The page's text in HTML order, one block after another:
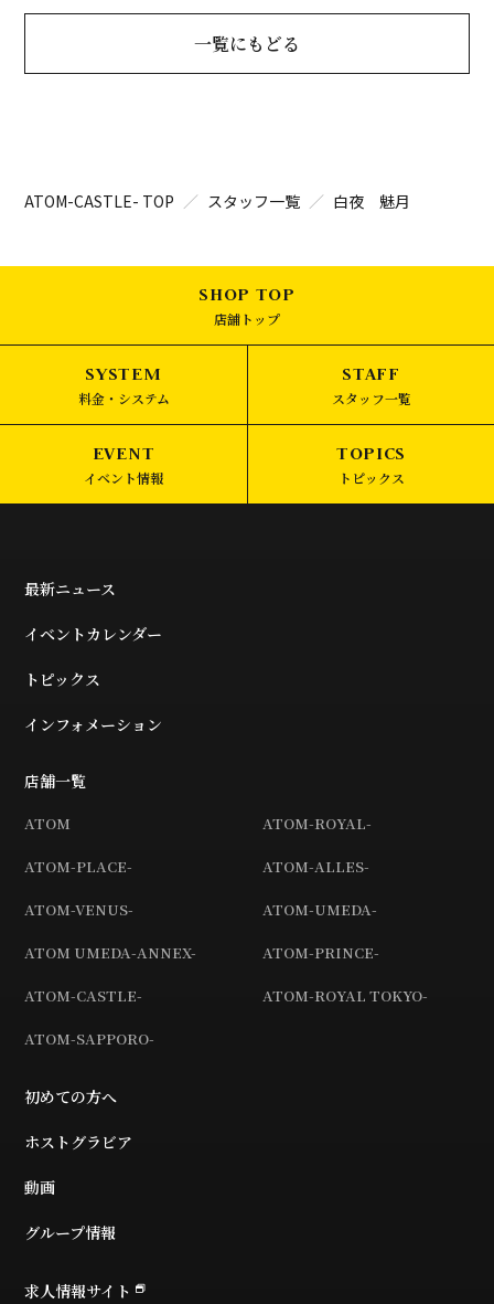
一覧にもどる
ATOM-CASTLE- TOP スタッフ一覧 白夜 魅月
店舗トップ
料金・システム スタッフ一覧
イベント情報 トピックス
最新ニュース
イベントカレンダー
トピックス
インフォメーション
店舗一覧
ATOM ATOM-ROYAL-
ATOM-PLACE- ATOM-ALLES-
ATOM-VENUS- ATOM-UMEDA-
ATOM UMEDA-ANNEX- ATOM-PRINCE-
ATOM-CASTLE- ATOM-ROYAL TOKYO-
ATOM-SAPPORO-
初めての方へ
ホストグラビア
動画
グループ情報
求人情報サイト